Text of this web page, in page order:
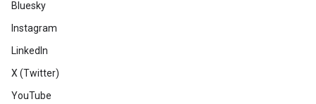
Bluesky
Instagram
LinkedIn
X (Twitter)
YouTube